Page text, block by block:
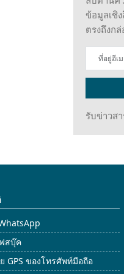
ข้อมูลเชิ
ตรงถึงก
รับข่าวส
สบุ๊ค
GPS ของโทรศัพท์มือถือ